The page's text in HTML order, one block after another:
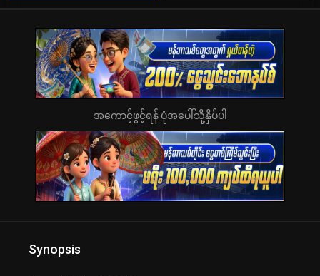
အကောင့်ဖွင့်ရန် ပုံအပေါ်သို့နှိပ်ပါ
Synopsis